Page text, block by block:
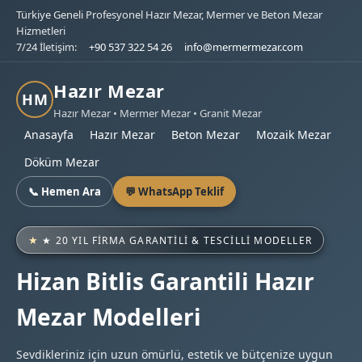
Türkiye Geneli Profesyonel Hazır Mezar, Mermer ve Beton Mezar
Hizmetleri
7/24 İletişim:
+90 537 322 54 26 info@mermermezar.com
HM Hazır Mezar
Hazır Mezar • Mermer Mezar • Granit Mezar
Anasayfa Hazır Mezar Beton Mezar
Mozaik Mezar
Döküm Mezar
📞 Hemen Ara 💬 WhatsApp Teklif
★ 20 YIL FIRMA GARANTILI & TESCILLI MODELLER
Hizan Bitlis Garantili Hazır
Mezar Modelleri
Sevdikleriniz için uzun ömürlü, estetik ve bütçenize uygun